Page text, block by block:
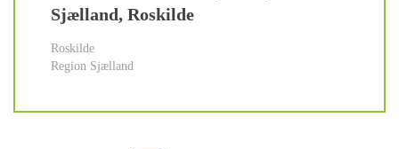
Sjælland, Roskilde
Roskilde
Region Sjælland